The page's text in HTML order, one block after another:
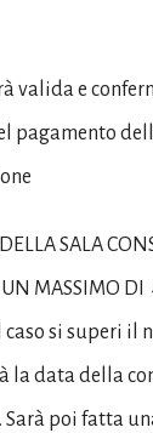
valida e
pagamento
SALA
UN MASSIMO DI
caso si superi il
la data della
Sarà poi fatta